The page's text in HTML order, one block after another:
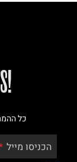
!GET THE NEWS
כל
הכניסו מייל